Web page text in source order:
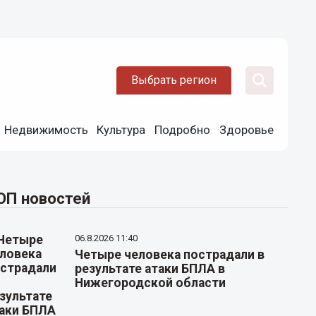
Выбрать регион
Недвижимость Культура Подробно Здоровье
новостей
06.8.2026 11:40
Четыре человека пострадали в
результате атаки БПЛА в
Нижегородской области